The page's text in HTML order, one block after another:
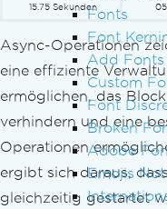
Fonts
Font
Add Fonts
Custom
Font
Broken
Adobe
Emojis
15.75 Sekunden
Async-Operationen
eine effiziente
ermöglichen, das
verhindern und eine
Operationen
ergibt sich daraus,
gleichzeitig gestartet